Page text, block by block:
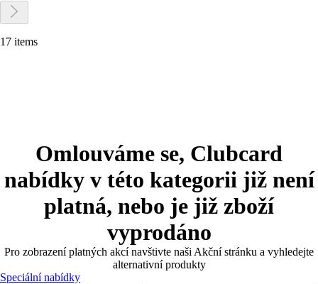
17 items
Omlouváme se, Clubcard
nabídky v této kategorii již není
platná, nebo je již zboží
vyprodáno
Pro zobrazení platných akcí navštivte naši Akční stránku a vyhledejte
alternativní produkty
Speciální nabídky